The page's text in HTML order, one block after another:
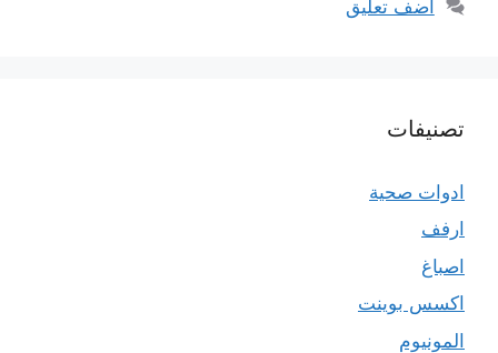
أضف تعليق
تصنيفات
ادوات صحية
ارفف
اصباغ
اكسس بوينت
المونيوم